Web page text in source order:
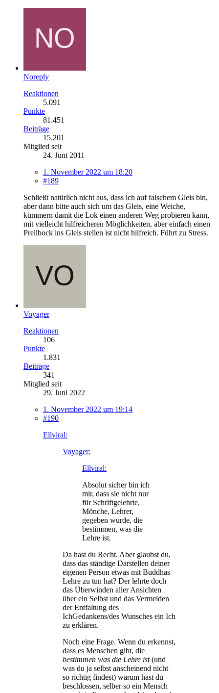
Noreply
Reaktionen
5.091
Punkte
81.451
Beiträge
15.201
Mitglied seit
24. Juni 2011
1. November 2022 um 18:20
#189
Schließt natürlich nicht aus, dass ich auf falschem Gleis bin,
aber dann bitte auch sich um das Gleis, eine Weiche,
kümmern damit die Lok einen anderen Weg probieren kann,
mit vielleicht hilfreicheren Möglichkeiten, aber einfach einen
Prellbock ins Gleis stellen ist nicht hilfreich. Führt zu Stress.
Voyager
Reaktionen
106
Punkte
1.831
Beiträge
341
Mitglied seit
29. Juni 2022
1. November 2022 um 19:14
#190
Ellviral:
Voyager:
Ellviral:
Absolut sicher bin ich
mir, dass sie nicht nur
für Schriftgelehrte,
Mönche, Lehrer,
gegeben wurde, die
bestimmen, was die
Lehre ist.
Da hast du Recht. Aber glaubst du,
dass das ständige Darstellen deiner
eigenen Person etwas mit Buddhas
Lehre zu tun hat? Der lehrte doch
das Überwinden aller Ansichten
über ein Selbst und das Vermeiden
der Entfaltung des
IchGedankens/des Wunsches ein Ich
zu erklären.
Noch eine Frage. Wenn du erkennst,
dass es Menschen gibt, die
bestimmen was die Lehre ist(und
was du ja selbst anscheinend nicht
so richtig findest) warum hast du
beschlossen, selber so ein Mensch